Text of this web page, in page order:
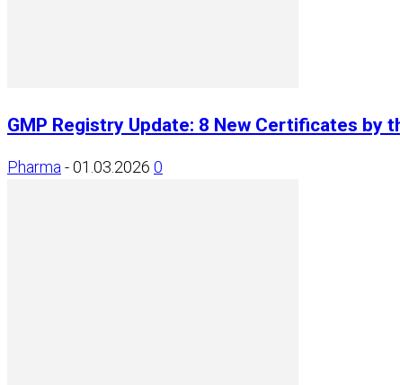
GMP Registry Update: 8 New Certificates by
Pharma -01.03.2026 0